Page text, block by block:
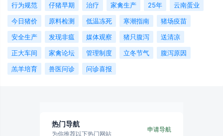
行为规范
仔猪早期 治疗 家禽生产 25年
云南蛋业
今日猪价
原料检测 低温冻死 寒潮指南
猪场疫苗
安全生产
发现非瘟 媒体观察 猪只腹泻
送清凉
正大车间
家禽论坛 管理制度 立冬节气
腹泻原因
羔羊培育
兽医问诊 问诊喜报
热门导航
为你推荐以下热门网站
申请导航